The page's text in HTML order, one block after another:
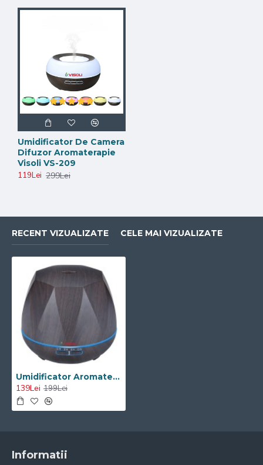
Umidificator De Camera
Difuzor Aromaterapie
Visoli VS-209
119Lei 299Lei
RECENT VIZUALIZATE CELE MAI VIZUALIZATE
Umidificator Aromaterapie Visoli™ VS-630, Capacitate 550 ml, ultrasonic, Aromatherapy, 7 Culori, Wenge color cu Telecomanda
139Lei 199Lei
Informatii